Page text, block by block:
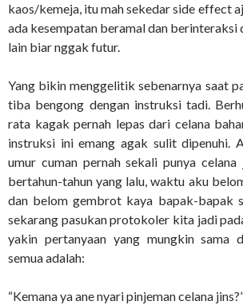
kaos/kemeja, itu mah sekedar side effect
ada kesempatan beramal dan berinteraksi
lain biar nggak futur.
Yang bikin menggelitik sebenarnya saat
tiba bengong dengan instruksi tadi.
rata kagak pernah lepas dari celana
instruksi ini emang agak sulit dipenuhi.
umur cuman pernah sekali punya celana
bertahun-tahun yang lalu, waktu aku
dan belom gembrot kaya bapak-bapak
sekarang pasukan protokoler kita jadi
yakin pertanyaan yang mungkin sama
semua adalah:
“Kemana ya ane nyari pinjeman celana